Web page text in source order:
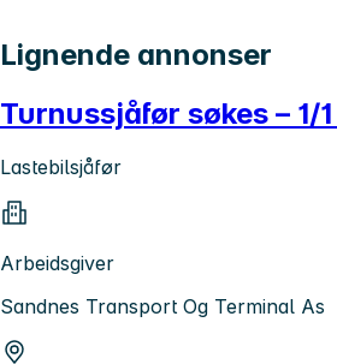
Lignende annonser
Turnussjåfør søkes – 1/
Lastebilsjåfør
Arbeidsgiver
Sandnes Transport Og Terminal As